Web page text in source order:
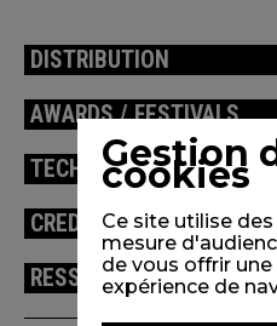
DISTRIBUTION
AWARDS / FESTIVALS
TECHNICAL
CREDITS
RESSOURCES
Gestion
cookies
Ce site utilise
mesure
de vous offrir
expérience de